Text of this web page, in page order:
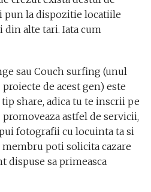
pun la dispozitie locatiile
alte tari. Iata cum
sau Couch surfing (unul
de acest gen) este
share, adica tu te inscrii pe
astfel de servicii,
fotografii cu locuinta ta si
membru poti solicita cazare
dispuse sa primeasca